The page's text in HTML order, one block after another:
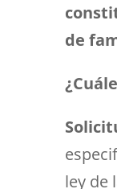
de
ley de